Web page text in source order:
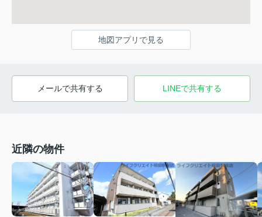
地図アプリで見る
メールで共有する LINEで共有する
近隣の物件